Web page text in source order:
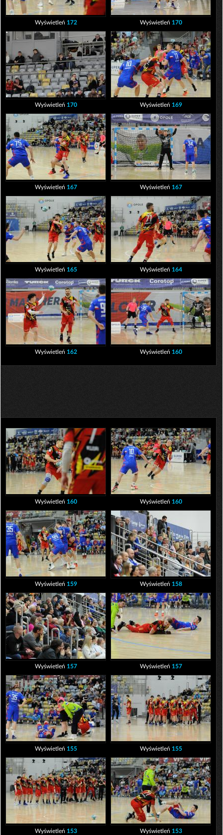
Wyświetleń 172 Wyświetleń 170
Wyświetleń 170 Wyświetleń 169
Wyświetleń 167 Wyświetleń 167
Wyświetleń 165 Wyświetleń 164
Wyświetleń 162 Wyświetleń 160
Wyświetleń 160 Wyświetleń 160
Wyświetleń 159 Wyświetleń 158
Wyświetleń 157 Wyświetleń 157
Wyświetleń 155 Wyświetleń 155
Wyświetleń 153 Wyświetleń 153